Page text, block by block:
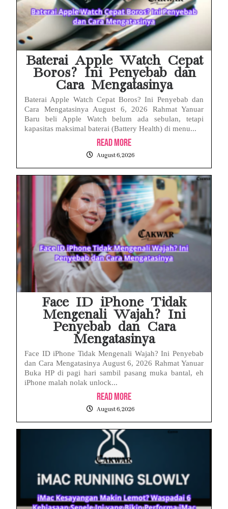
Baterai Apple Watch Cepat
Boros? Ini Penyebab dan
Cara Mengatasinya
Baterai Apple Watch Cepat Boros? Ini Penyebab dan
Cara Mengatasinya August 6, 2026 Rahmat Yanuar
Baru beli Apple Watch belum ada sebulan, tetapi
kapasitas maksimal baterai (Battery Health) di menu...
Read More
August 6, 2026
Face ID iPhone Tidak
Mengenali Wajah? Ini
Penyebab dan Cara
Mengatasinya
Face ID iPhone Tidak Mengenali Wajah? Ini Penyebab
dan Cara Mengatasinya August 6, 2026 Rahmat Yanuar
Buka HP di pagi hari sambil pasang muka bantal, eh
iPhone malah nolak unlock...
Read More
August 6, 2026